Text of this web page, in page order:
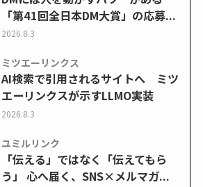
「第41回全日本DM大賞」の応募...
2026.8.3
ミツエーリンクス
AI検索で引用されるサイトへ ミツ
エーリンクスが示すLLMO実装
2026.8.3
ユミルリンク
「伝える」ではなく「伝えてもら
う」 心へ届く、SNS×メルマガ...